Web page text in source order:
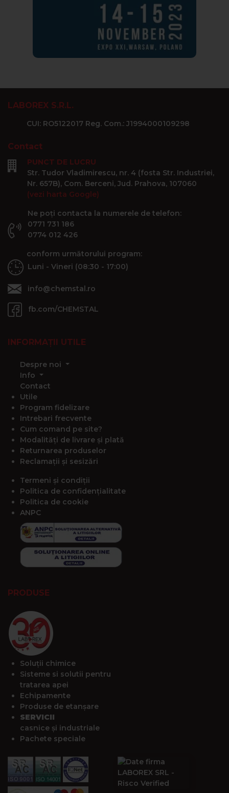
LABOREX S.R.L.
CUI: RO5122017 Reg. Com.: J1994000109298
Contact
PUNCT DE LUCRU
Str. Tudor Vladimirescu, nr. 4 (fosta Str. Industriei,
Nr. 657B), Com. Berceni, Jud. Prahova, 107060
(vezi harta Google)
Ne poți contacta la numerele de telefon:
0771 731 186
0774 012 426
conform următorului program:
Luni - Vineri (08:30 - 17:00)
info@chemstal.ro
fb.com/CHEMSTAL
INFORMAȚII UTILE
Despre noi
Info
Contact
Utile
Program fidelizare
Intrebari frecvente
Cum comand pe site?
Modalități de livrare și plată
Returnarea produselor
Reclamații și sesizări
Termeni și condiții
Politica de confidențialitate
Politica de cookie
ANPC
PRODUSE
Soluții chimice
Sisteme si solutii pentru
tratarea apei
Echipamente
Produse de etanșare
SERVICII
casnice și industriale
Pachete speciale